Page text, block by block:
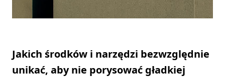
Jakich środków i narzędzi bezwzględnie
unikać, aby nie porysować gładkiej